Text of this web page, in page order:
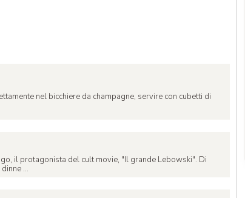
nel bicchiere da champagne, servire con cubetti di
il protagonista del cult movie, "Il grande Lebowski". Di
...